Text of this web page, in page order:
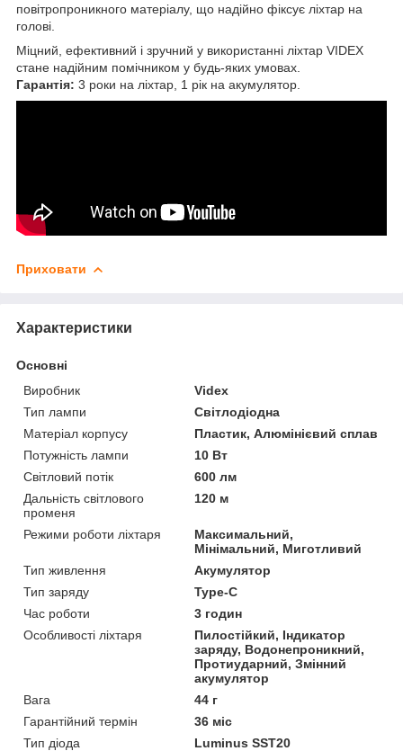
повітропроникного матеріалу, що надійно фіксує ліхтар на
голові.
Міцний, ефективний і зручний у використанні ліхтар VIDEX
стане надійним помічником у будь-яких умовах.
Гарантія: 3 роки на ліхтар, 1 рік на акумулятор.
Приховати
Характеристики
Основні
Виробник
Videx
Тип лампи
Світлодіодна
Матеріал корпусу
Пластик, Алюмінієвий сплав
Потужність лампи
10 Вт
Світловий потік
600 лм
Дальність світлового
променя
120 м
Режими роботи ліхтаря
Максимальний,
Мінімальний, Миготливий
Тип живлення
Акумулятор
Тип заряду
Type-C
Час роботи
3 годин
Особливості ліхтаря
Пилостійкий, Індикатор
заряду, Водонепроникний,
Протиударний, Змінний
акумулятор
Вага
44 г
Гарантійний термін
36 міс
Тип діода
Luminus SST20